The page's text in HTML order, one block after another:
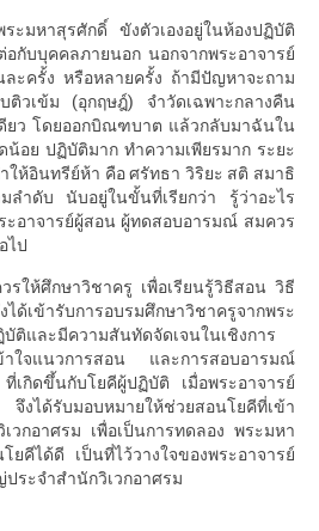
ะมหาสุรศักดิ์ ขังตัวเองอยู่ในห้องปฏิบัติ
กับบุคคลภายนอก นอกจากพระอาจารย์
ะครั้ง หรือหลายครั้ง ถ้ามีปัญหาจะถาม
ติวเข้ม (อุกฤษฎ์) จำวัดเฉพาะกลางคืน
ยว โดยออกบิณฑบาต แล้วกลับมาฉันใน
อย ปฏิบัติมาก ทำความเพียรมาก ระยะ
ให้อินทรีย์ห้า คือ ศรัทธา วิริยะ สติ สมาธิ
ำดับ นับอยู่ในขั้นที่เรียกว่า รู้ว่าอะไร
ะอาจารย์ผู้สอน ผู้ทดสอบอารมณ์ สมควร
ไป
รให้ศึกษาวิชาครู เพื่อเรียนรู้วิธีสอน วิธี
ารับการอบรมศึกษาวิชาครูจากพระ
ติและมีความสันทัดจัดเจนในเชิงการ
ใจแนวการสอน และการสอบอารมณ์
กิดขึ้นกับโยคีผู้ปฏิบัติ เมื่อพระอาจารย์
งได้รับมอบหมายให้ช่วยสอนโยคีที่เข้า
วกอาศรม เพื่อเป็นการทดลอง พระมหา
คีได้ดี เป็นที่ไว้วางใจของพระอาจารย์
ระจำสำนักวิเวกอาศรม